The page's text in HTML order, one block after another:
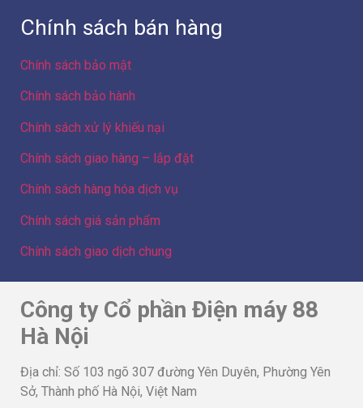
Chính sách bán hàng
Chính sách bảo mật
Chính sách bảo hành
Chính sách xử lý khiếu nại
Chính sách giao hàng – lắp đặt
Chính sách hàng hóa dịch vụ
Chính sách giá sản phẩm
Chính sách giao dịch chung
Công ty Cổ phần Điện máy 88
Hà Nội
Địa chỉ: Số 103 ngõ 307 đường Yên Duyên, Phường Yên
Sở, Thành phố Hà Nội, Việt Nam